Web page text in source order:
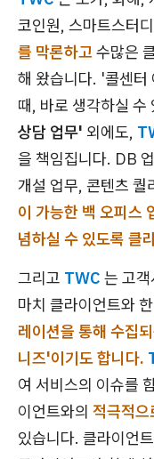
코인원, 스마트스터
를 막론하고수많은
해 왔습니다. '콜센터
때, 바로 생각하실 수
상담 업무' 외에도,
을 책임집니다. DB
개설 업무, 콘텐츠 퀄
이 가능한 백 오피스
념하실 수 있도록 클
그리고 TWC 는 고
마치 클라이언트와
레이션을 통해 수집
니즈'이기도 합니다.
여 서비스의 이슈를
이언트와의 적극적으
있습니다. 클라이언